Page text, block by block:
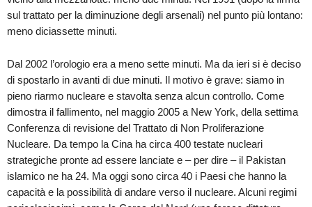
sul trattato per la diminuzione degli arsenali) nel punto più lontano:
meno diciassette minuti.
Dal 2002 l’orologio era a meno sette minuti. Ma da ieri si è deciso
di spostarlo in avanti di due minuti. Il motivo è grave: siamo in
pieno riarmo nucleare e stavolta senza alcun controllo. Come
dimostra il fallimento, nel maggio 2005 a New York, della settima
Conferenza di revisione del Trattato di Non Proliferazione
Nucleare. Da tempo la Cina ha circa 400 testate nucleari
strategiche pronte ad essere lanciate e – per dire – il Pakistan
islamico ne ha 24. Ma oggi sono circa 40 i Paesi che hanno la
capacità e la possibilità di andare verso il nucleare. Alcuni regimi